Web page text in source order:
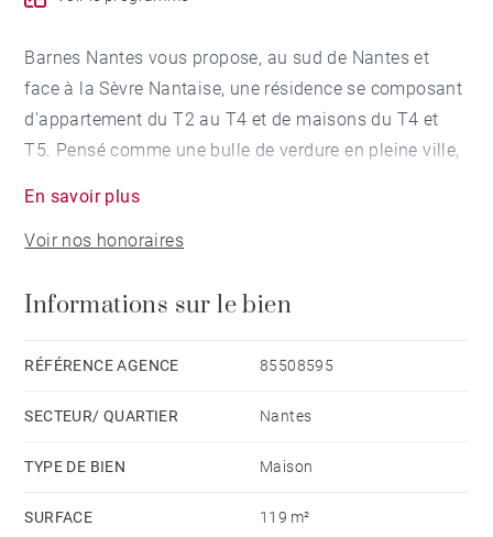
Barnes Nantes vous propose, au sud de Nantes et
face à la Sèvre Nantaise, une résidence se composant
d'appartement du T2 au T4 et de maisons du T4 et
T5. Pensé comme une bulle de verdure en pleine ville,
entouré de chemins, de promenades et d’un tissu
végétal préservé, avec notamment un accès direct à la
rivière nous amène à Pirmil et son pôle d’échange
commerces, services, établissements scolaires et de
santé s’offrent aux futurs résidents. Face aux Prairies
principes architecturaux : en amont de la parcelle, «
En savoir plus
Voir nos honoraires
Informations sur le bien
RÉFÉRENCE AGENCE 85508595
SECTEUR/ QUARTIER Nantes
TYPE DE BIEN Maison
SURFACE 119 m²